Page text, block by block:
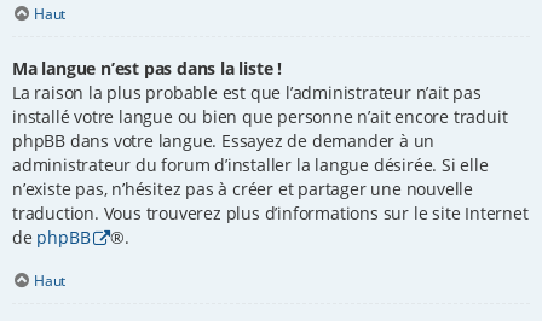
Haut
Ma langue n’est pas dans la liste !
La raison la plus probable est que l’administrateur n’ait pas
installé votre langue ou bien que personne n’ait encore traduit
phpBB dans votre langue. Essayez de demander à un
administrateur du forum d’installer la langue désirée. Si elle
n’existe pas, n’hésitez pas à créer et partager une nouvelle
traduction. Vous trouverez plus d’informations sur le site Internet
de phpBB ®.
Haut